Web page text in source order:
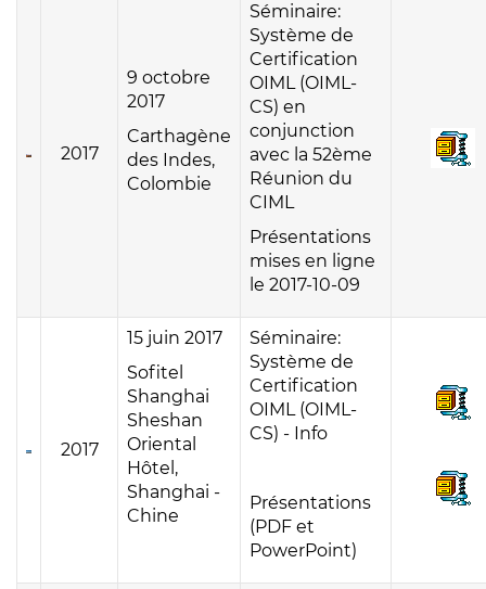
2017
9 octobre
2017
Carthagène
des Indes,
Colombie
Séminaire:
Système de
Certification
OIML (OIML-
CS) en
conjunction
avec la 52ème
Réunion du
CIML
Présentations
mises en ligne
le 2017-10-09
2017
15 juin 2017
Sofitel
Shanghai
Sheshan
Oriental
Hôtel,
Shanghai -
Chine
Séminaire:
Système de
Certification
OIML (OIML-
CS) - Info
Présentations
(PDF et
PowerPoint)